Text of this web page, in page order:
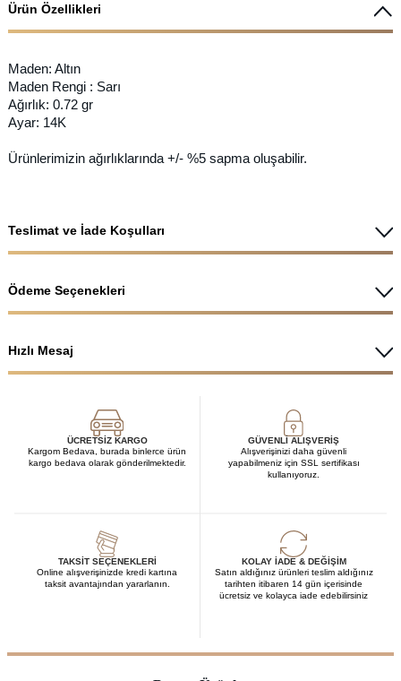
Ürün Özellikleri
Maden: Altın
Maden Rengi : Sarı
Ağırlık: 0.72 gr
Ayar: 14K
Ürünlerimizin ağırlıklarında +/- %5 sapma oluşabilir.
Teslimat ve İade Koşulları
Ödeme Seçenekleri
Hızlı Mesaj
ÜCRETSIZ KARGO
Kargom Bedava, burada binlerce ürün
kargo bedava olarak gönderilmektedir.
GÜVENLI ALIŞVERIŞ
Alışverişinizi daha güvenli
yapabilmeniz için SSL sertifikası
kullanıyoruz.
TAKSIT SEÇENEKLERI
Online alışverişinizde kredi kartına
taksit avantajından yararlanın.
KOLAY İADE & DEĞIŞIM
Satın aldığınız ürünleri teslim aldığınız
tarihten itibaren 14 gün içerisinde
ücretsiz ve kolayca iade edebilirsiniz